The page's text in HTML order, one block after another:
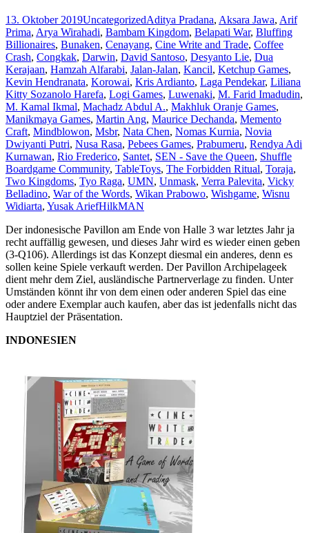
13. Oktober 2019UncategorizedAditya Pradana, Aksara Jawa, Arif
Prima, Arya Wirahadi, Bambam Kingdom, Belapati War, Bluffing
Billionaires, Bunaken, Cenayang, Cine Write and Trade, Coffee
Crash, Congkak, Darwin, David Santoso, Desyanto Lie, Dua
Kerajaan, Hamzah Alfarabi, Jalan-Jalan, Kancil, Ketchup Games,
Kevin Hendranata, Korowai, Kris Ardianto, Laga Pendekar, Liliana
Kitty Sozanolo Harefa, Logi Games, Luwenaki, M. Farid Imadudin,
M. Kamal Ikmal, Machadz Abdul A., Makhluk Oranje Games,
Manikmaya Games, Martin Ang, Maurice Dechanda, Memento
Craft, Mindblowon, Msbr, Nata Chen, Nomas Kurnia, Novia
Dwiyanti Putri, Nusa Rasa, Pebees Games, Prabumeru, Rendya Adi
Kurnawan, Rio Frederico, Santet, SEN - Save the Queen, Shuffle
Boardgame Community, TableToys, The Forbidden Ritual, Toraja,
Two Kingdoms, Tyo Raga, UMN, Unmask, Verra Palevita, Vicky
Belladino, War of the Words, Wikan Prabowo, Wishgame, Wisnu
Widiarta, Yusak AriefHilkMAN
Der indonesische Pavillon am Ende von Halle 3 war letztes Jahr ja
recht auffällig gewesen, und dieses Jahr wird es wieder einen geben
(3-Q106). Allerdings ist das Konzept diesmal ein anderes, denn es
sollen keine Spiele verkauft werden. Der Pavillon Archipelageek
dient mehr dem Ziel, ausländische Partnerverlage zu finden. Unter
Umständen könnt ihr von dem einen oder anderen Spiel das eine
oder andere Exemplar auch kaufen, aber das ist jedenfalls nicht das
Hauptziel der Präsentation.
INDONESIEN